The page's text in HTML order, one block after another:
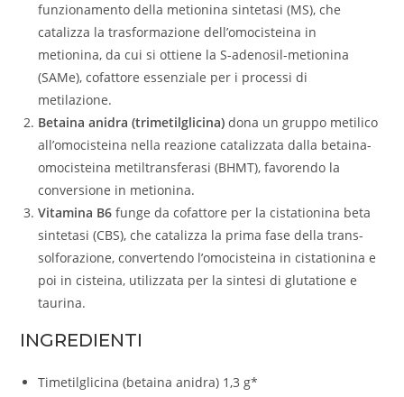
funzionamento della metionina sintetasi (MS), che
catalizza la trasformazione dell’omocisteina in
metionina, da cui si ottiene la S-adenosil-metionina
(SAMe), cofattore essenziale per i processi di
metilazione.
Betaina anidra (trimetilglicina) dona un gruppo metilico
all’omocisteina nella reazione catalizzata dalla betaina-
omocisteina metiltransferasi (BHMT), favorendo la
conversione in metionina.
Vitamina B6 funge da cofattore per la cistationina beta
sintetasi (CBS), che catalizza la prima fase della trans-
solforazione, convertendo l’omocisteina in cistationina e
poi in cisteina, utilizzata per la sintesi di glutatione e
taurina.
INGREDIENTI
Timetilglicina (betaina anidra) 1,3 g*